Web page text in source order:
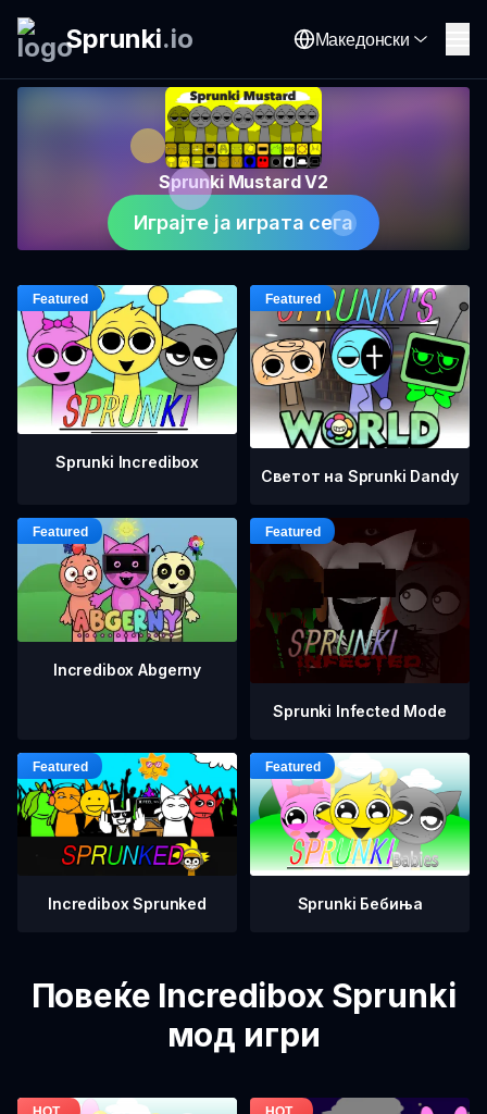
Sprunki.io Македонски
Sprunki Mustard V2
Играјте ја играта сега
Sprunki Incredibox
Светот на Sprunki Dandy
Incredibox Abgerny
Sprunki Infected Mode
Incredibox Sprunked Sprunki Бебиња
Повеќе Incredibox Sprunki
мод игри